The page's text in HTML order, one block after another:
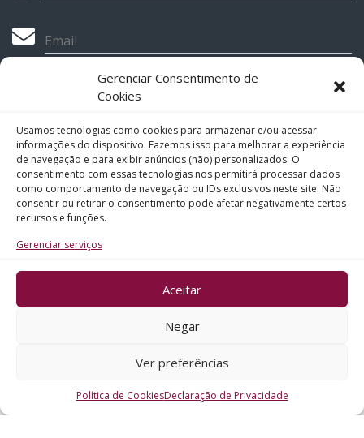
Gerenciar Consentimento de
Cookies
Usamos tecnologias como cookies para armazenar e/ou acessar
informações do dispositivo. Fazemos isso para melhorar a experiência
de navegação e para exibir anúncios (não) personalizados. O
consentimento com essas tecnologias nos permitirá processar dados
como comportamento de navegação ou IDs exclusivos neste site. Não
consentir ou retirar o consentimento pode afetar negativamente certos
recursos e funções.
Gerenciar serviços
Aceitar
Negar
Ver preferências
Política de CookiesDeclaração de Privacidade
Email
Telefone
Assunto
Mensagem